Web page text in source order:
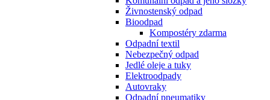
Živnostenský odpad
Bioodpad
Kompostéry zdarma
Odpadní textil
Nebezpečný odpad
Jedlé oleje a tuky
Elektroodpady
Autovraky
Odpadní pneumatiky